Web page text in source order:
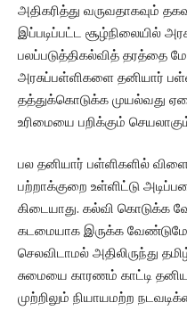
அதிகரித்து வருவதாகவும்
இப்படிப்பட்ட சூழ்நிலையில்
பலப்படுத்திகல்வித் தரத்தை
அரசுப்பள்ளிகளை தனியார்
தத்துக்கொடுக்க முயல்வது
உரிமையை பறிக்கும்
பல தனியார் பள்ளிகளில்
பற்றாக்குறை உள்ளிட்டு
கிடையாது. கல்வி கொடுக்க
கடமையாக இருக்க வேண்டுமே
செலவிடாமல் அதிலிருந்து
சுமையை காரணம் காட்டி
முற்றிலும் நியாயமற்ற